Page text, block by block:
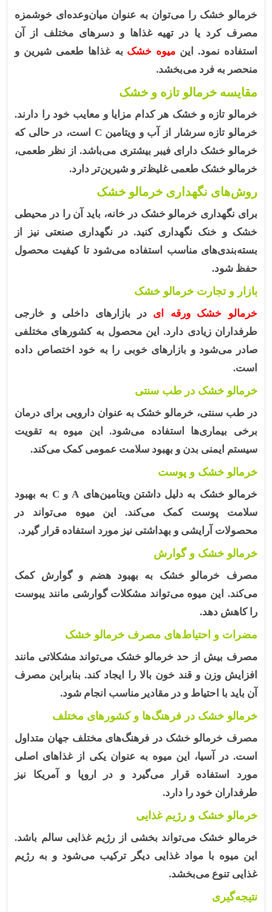
خرمالو خشک را می‌توان به عنوان میان‌وعده‌ای خوشمزه
مصرف کرد یا در تهیه غذاها و دسرهای مختلف از آن
استفاده نمود. این میوه خشک به غذاها طعمی شیرین و
منحصر به فرد می‌بخشد.
مقایسه خرمالو تازه و خشک
خرمالو تازه و خشک هر کدام مزایا و معایب خود را دارند.
خرمالو تازه سرشار از آب و ویتامین C
است، در حالی که
خرمالو خشک دارای فیبر بیشتری می‌باشد. از نظر طعمی،
خرمالو خشک طعمی غلیظ‌تر و شیرین‌تر دارد.
روش‌های نگهداری خرمالو خشک
برای نگهداری خرمالو خشک در خانه، باید آن را در محیطی
خشک و خنک نگهداری کنید. در نگهداری صنعتی نیز از
بسته‌بندی‌های مناسب استفاده می‌شود تا کیفیت محصول
حفظ شود.
بازار و تجارت خرمالو خشک
خرمالو خشک ورقه ای در بازارهای داخلی و خارجی
طرفداران زیادی دارد. این محصول به کشورهای مختلفی
صادر می‌شود و بازارهای خوبی را به خود اختصاص داده
است.
خرمالو خشک در طب سنتی
در طب سنتی، خرمالو خشک به عنوان دارویی برای درمان
برخی بیماری‌ها استفاده می‌شود. این میوه به تقویت
سیستم ایمنی بدن و بهبود سلامت عمومی کمک می‌کند.
خرمالو خشک و پوست
خرمالو خشک به دلیل داشتن ویتامین‌های A و C به بهبود
سلامت پوست کمک می‌کند. این میوه می‌تواند در
محصولات آرایشی و بهداشتی نیز مورد استفاده قرار گیرد.
خرمالو خشک و گوارش
مصرف خرمالو خشک به بهبود هضم و گوارش کمک
می‌کند. این میوه می‌تواند مشکلات گوارشی مانند یبوست
را کاهش دهد.
مضرات و احتیاط‌های مصرف خرمالو خشک
مصرف بیش از حد خرمالو خشک می‌تواند مشکلاتی مانند
افزایش وزن و قند خون بالا را ایجاد کند. بنابراین مصرف
آن باید با احتیاط و در مقادیر مناسب انجام شود.
خرمالو خشک در فرهنگ‌ها و کشورهای مختلف
مصرف خرمالو خشک در فرهنگ‌های مختلف جهان متداول
است. در آسیا، این میوه به عنوان یکی از غذاهای اصلی
مورد استفاده قرار می‌گیرد و در اروپا و آمریکا نیز
طرفداران خود را دارد.
خرمالو خشک و رژیم غذایی
خرمالو خشک می‌تواند بخشی از رژیم غذایی سالم باشد.
این میوه با مواد غذایی دیگر ترکیب می‌شود و به رژیم
غذایی تنوع می‌بخشد.
نتیجه‌گیری